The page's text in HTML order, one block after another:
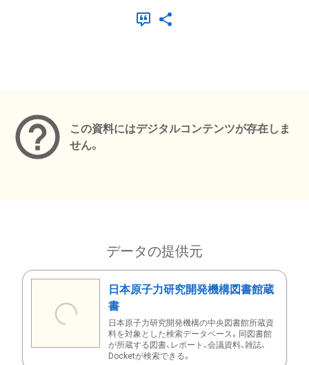
この資料にはデジタルコンテンツが存在しま
せん。
データの提供元
日本原子力研究開発機構図書館蔵
書
日本原子力研究開発機構の中央図書館所蔵資
料を対象とした検索データベース。同図書館
が所蔵する図書、レポート、会議資料、雑誌、
Docketが検索できる。